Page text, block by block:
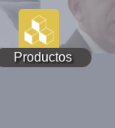
Productos